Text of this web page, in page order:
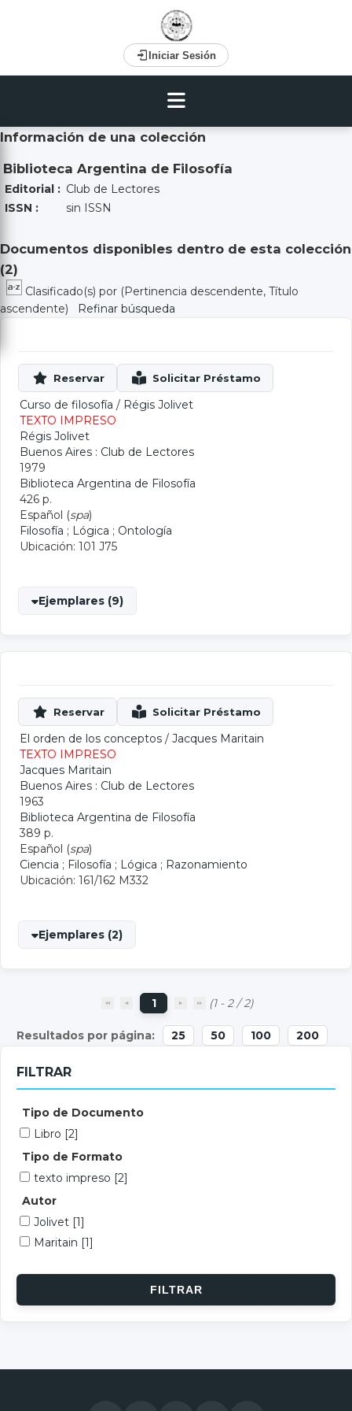
Iniciar Sesión
Información de una colección
Biblioteca Argentina de Filosofía
Editorial : Club de Lectores
ISSN :
sin ISSN
Documentos disponibles dentro de esta colección
(2)
Clasificado(s) por (Pertinencia descendente, Título
ascendente)
Refinar búsqueda
Curso de filosofía / Régis Jolivet
TEXTO IMPRESO
Régis Jolivet
Buenos Aires : Club de Lectores
1979
Biblioteca Argentina de Filosofía
426 p.
Español (spa)
Filosofía ; Lógica ; Ontología
Ubicación: 101 J75
Ejemplares (9)
El orden de los conceptos / Jacques Maritain
TEXTO IMPRESO
Jacques Maritain
Buenos Aires : Club de Lectores
1963
Biblioteca Argentina de Filosofía
389 p.
Español (spa)
Ciencia ; Filosofía ; Lógica ; Razonamiento
Ubicación: 161/162 M332
Ejemplares (2)
1 (1 - 2 / 2)
25 50 100 200
FILTRAR
Tipo de Documento
Libro [2]
Tipo de Formato
texto impreso [2]
Autor
Jolivet [1]
Maritain [1]